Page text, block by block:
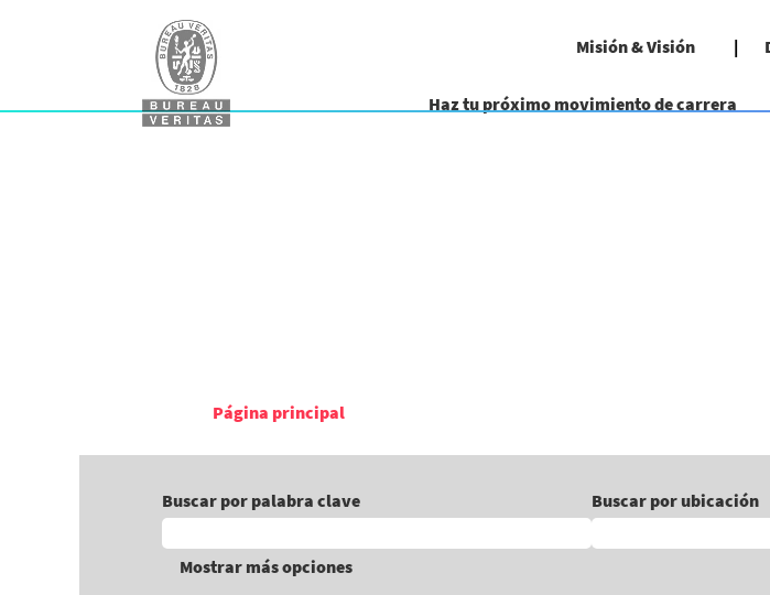
Misión & Visión
Haz tu próximo movimiento de carrera
Página principal
Buscar por palabra clave Buscar por ubicación
Mostrar más opciones